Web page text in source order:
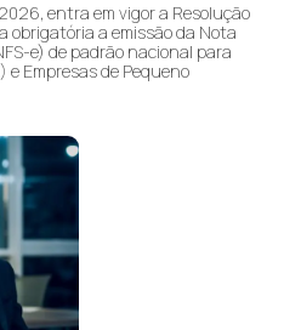
entra em vigor a Resolução
obrigatória a emissão da Nota
e) de padrão nacional para
Empresas de Pequeno